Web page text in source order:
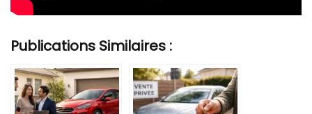
Publications Similaires :